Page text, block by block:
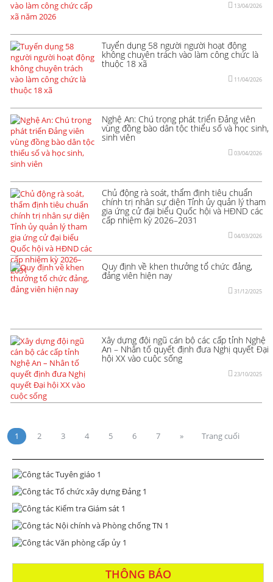
13/04/2026
Tuyển dụng 58 người người hoạt động
không chuyên trách vào làm công chức là
thuộc 18 xã
11/04/2026
Nghệ An: Chú trọng phát triển Đảng viên
vùng đồng bào dân tộc thiểu số và học sinh,
sinh viên
03/04/2026
Chủ động rà soát, thẩm định tiêu chuẩn
chính trị nhân sự diện Tỉnh ủy quản lý tham
gia ứng cử đại biểu Quốc hội và HĐND các
cấp nhiệm kỳ 2026–2031
04/03/2026
Quy định về khen thưởng tổ chức đảng,
đảng viên hiện nay
31/12/2025
Xây dựng đội ngũ cán bộ các cấp tỉnh Nghệ
An – Nhân tố quyết định đưa Nghị quyết Đại
hội XX vào cuộc sống
23/10/2025
1 2 3 4 5 6 7 » Trang cuối
THÔNG BÁO